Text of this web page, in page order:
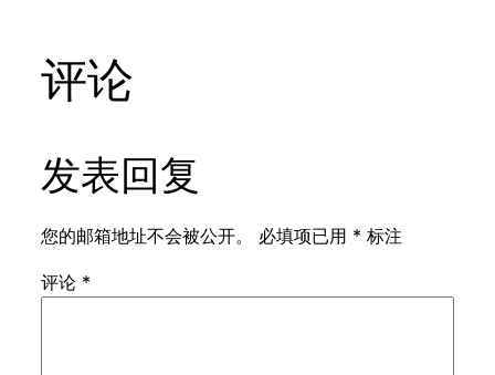
评论
发表回复
您的邮箱地址不会被公开。 必填项已用 * 标注
评论 *